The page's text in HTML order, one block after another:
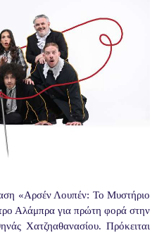
«Αρσέν Λουπέν: Το Μυστήριο
Αλάμπρα για πρώτη φορά στην
Χατζηαθανασίου. Πρόκειται